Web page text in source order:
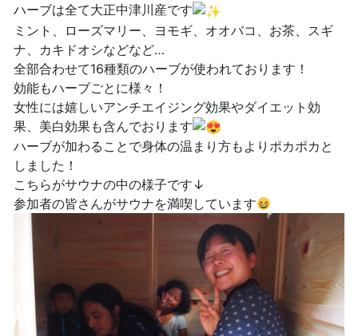
ハーブは全て大正中津川産です
ミント、ローズマリー、ヨモギ、オオバコ、お茶、スギ
ナ、カキドオシなどなど…
全部合わせて16種類のハーブが使われております！
効能もハーブごとに様々！
女性には嬉しいアンチエイジング効果やダイエット効
果、美白効果も含んでおります
ハーブが加わることで身体の温まり方もよりポカポカと
しました！
こちらがサウナの中の様子です↓
参加者の皆さんがサウナを満喫しています